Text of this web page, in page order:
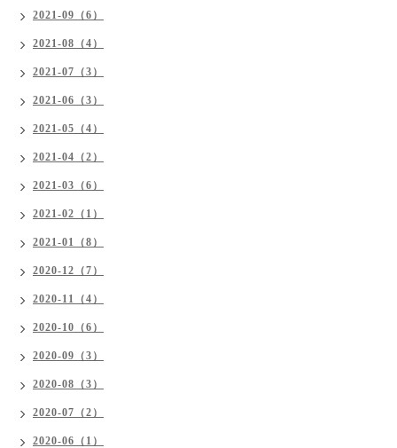
2021-09（6）
2021-08（4）
2021-07（3）
2021-06（3）
2021-05（4）
2021-04（2）
2021-03（6）
2021-02（1）
2021-01（8）
2020-12（7）
2020-11（4）
2020-10（6）
2020-09（3）
2020-08（3）
2020-07（2）
2020-06（1）